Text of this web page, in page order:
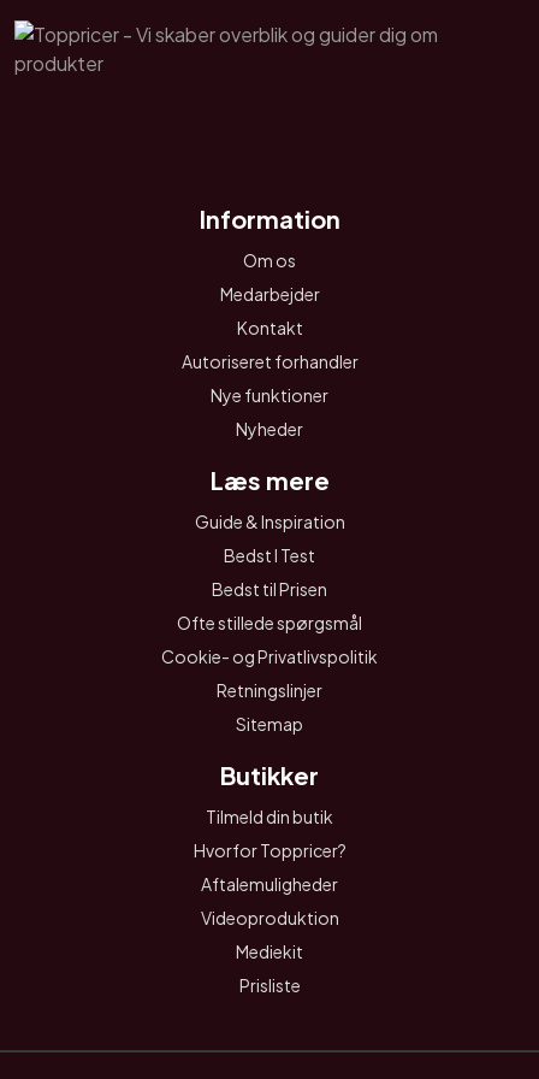
Information
Om os
Medarbejder
Kontakt
Autoriseret forhandler
Nye funktioner
Nyheder
Læs mere
Guide & Inspiration
Bedst I Test
Bedst til Prisen
Ofte stillede spørgsmål
Cookie- og Privatlivspolitik
Retningslinjer
Sitemap
Butikker
Tilmeld din butik
Hvorfor Toppricer?
Aftalemuligheder
Videoproduktion
Mediekit
Prisliste